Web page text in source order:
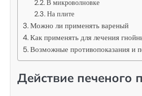
В микроволновке
На плите
Можно ли применять вареный
Как применять для лечения
Возможные противопоказания и
Действие